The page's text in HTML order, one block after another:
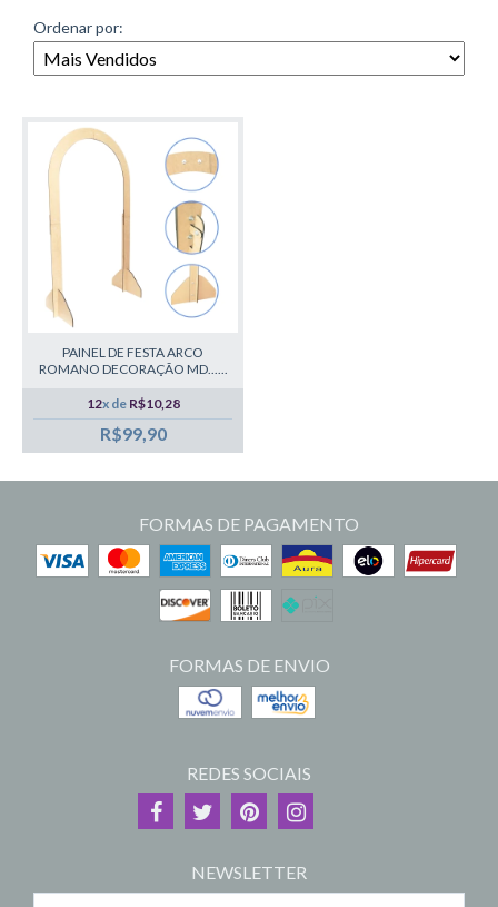
Ordenar por:
PAINEL DE FESTA ARCO
ROMANO DECORAÇÃO MD......
12x de R$10,28
R$99,90
FORMAS DE PAGAMENTO
FORMAS DE ENVIO
REDES SOCIAIS
NEWSLETTER